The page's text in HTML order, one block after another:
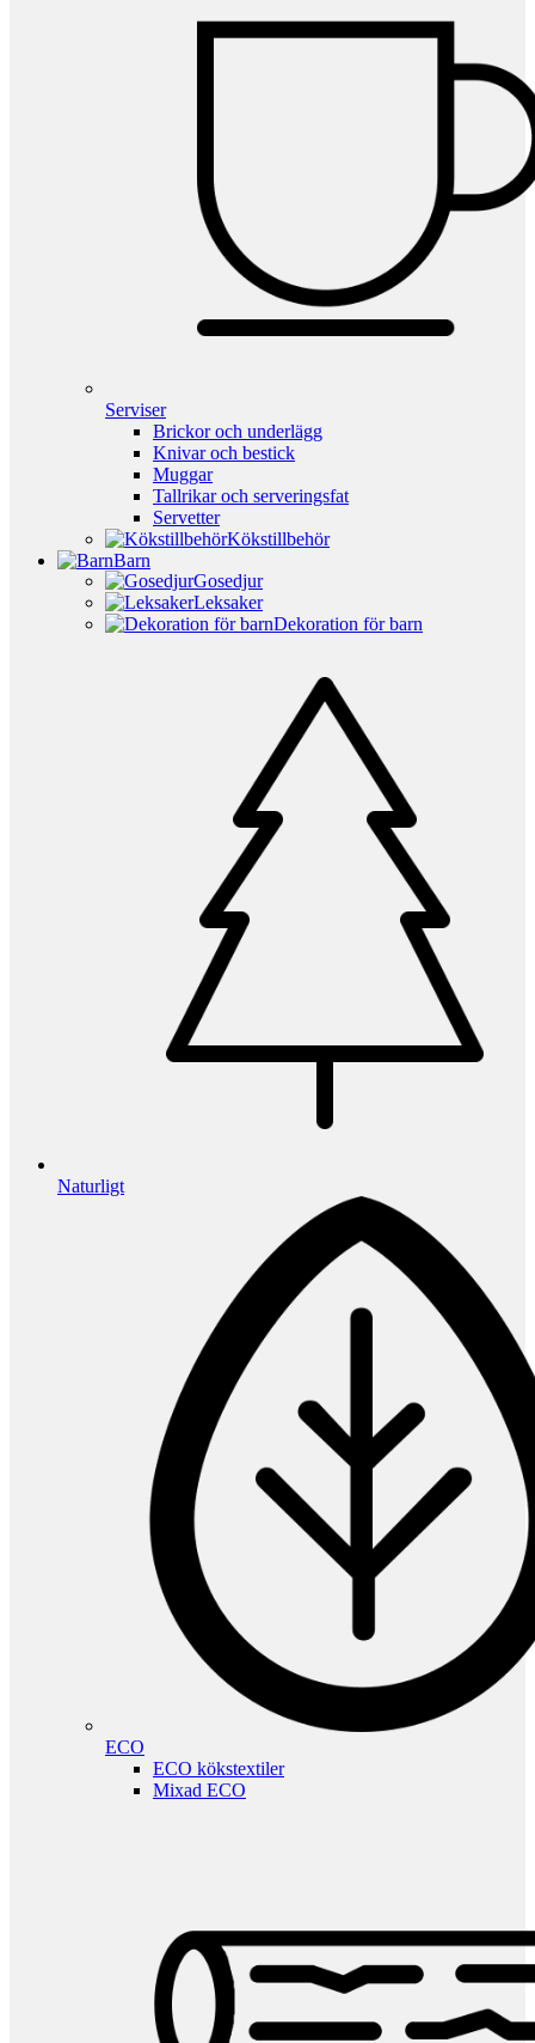
Serviser
Brickor och underlägg
Knivar och bestick
Muggar
Tallrikar och serveringsfat
Servetter
Kökstillbehör
Barn
Gosedjur
Leksaker
Dekoration för barn
Naturligt
ECO
ECO kökstextiler
Mixad ECO